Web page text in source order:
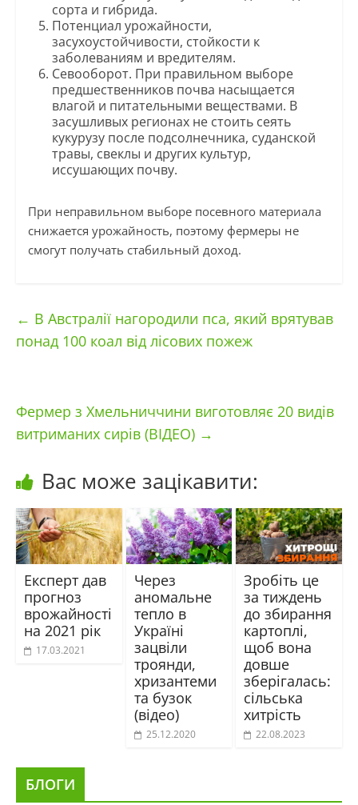
сорта и гибрида.
Потенциал урожайности,
засухоустойчивости, стойкости к
заболеваниям и вредителям.
Севооборот. При правильном выборе
предшественников почва насыщается
влагой и питательными веществами. В
засушливых регионах не стоить сеять
кукурузу после подсолнечника, суданской
травы, свеклы и других культур,
иссушающих почву.
При неправильном выборе посевного материала
снижается урожайность, поэтому фермеры не
смогут получать стабильный доход.
← В Австралії нагородили пса, який врятував
понад 100 коал від лісових пожеж
Фермер з Хмельниччини виготовляє 20 видів
витриманих сирів (ВІДЕО) →
Вас може зацікавити:
Експерт дав
прогноз
врожайності
на 2021 рік
17.03.2021
Через
аномальне
тепло в
Україні
зацвіли
троянди,
хризантеми
та бузок
(відео)
25.12.2020
Зробіть це
за тиждень
до збирання
картоплі,
щоб вона
довше
зберігалась:
сільська
хитрість
22.08.2023
БЛОГИ